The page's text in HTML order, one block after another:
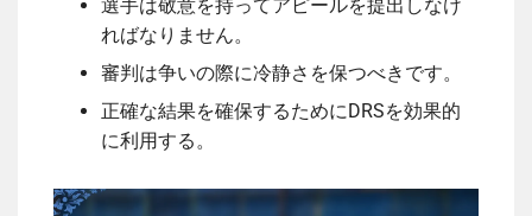
選手は敬意を持ってアピールを提出しなけ
ればなりません。
審判は争いの際に冷静さを保つべきです。
正確な結果を確保するためにDRSを効果的
に利用する。